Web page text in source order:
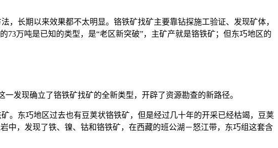
长期以来效果都不太明显。铬铁矿找矿主要靠钻探施工验证、发现矿体，
万吨是已知的类型，是“老区新突破”，主矿产就是铬铁矿；但东巧地区的
发现确立了铬铁矿找矿的全新类型，开辟了资源勘查的新路径。
。东巧地区过去也有豆荚状铬铁矿，但是经过几十年的开采已经枯竭，豆荚
中，发现了铁、镍、钴和铬铁矿，在西藏的班公湖－怒江带，东巧组这套含